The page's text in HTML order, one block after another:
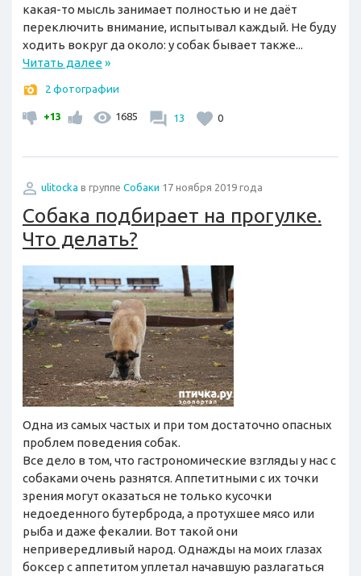
какая-то мысль занимает полностью и не даёт
переключить внимание, испытывал каждый. Не буду
ходить вокруг да около: у собак бывает также...
Читать далее»
2 фотографии
+13 1685 13 0
ulitocka в группе Собаки 17 ноября 2019 года
Собака подбирает на прогулке.
Что делать?
Одна из самых частых и при том достаточно опасных
проблем поведения собак.
Все дело в том, что гастрономические взгляды у нас с
собаками очень разнятся. Аппетитными с их точки
зрения могут оказаться не только кусочки
недоеденного бутерброда, а протухшее мясо или
рыба и даже фекалии. Вот такой они
непривередливый народ. Однажды на моих глазах
боксер с аппетитом уплетал начавшую разлагаться